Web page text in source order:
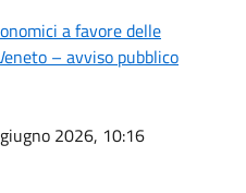
a favore delle
– avviso pubblico
2026, 10:16